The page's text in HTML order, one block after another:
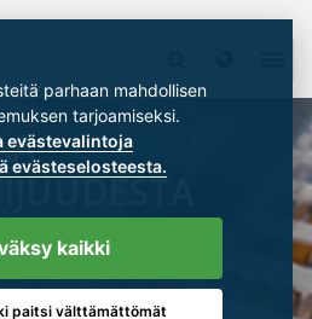
parhaan mahdollisen
evästevalintoja
evästeselosteesta.
kaikki
paitsi välttämättömät